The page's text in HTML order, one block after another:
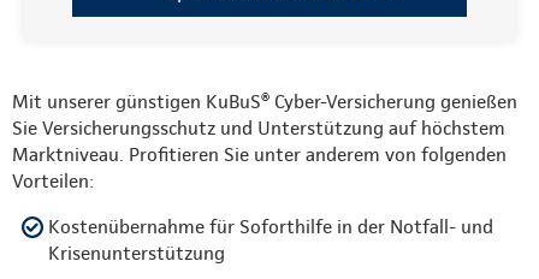
Mit unserer günstigen KuBuS® Cyber-Versicherung genießen
Sie Versicherungsschutz und Unterstützung auf höchstem
Marktniveau. Profitieren Sie unter anderem von folgenden
Vorteilen:
Kostenübernahme für Soforthilfe in der Notfall- und
Krisenunterstützung